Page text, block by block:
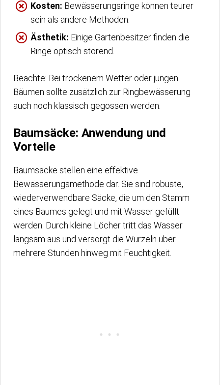
Kosten: Bewässerungsringe können teurer
sein als andere Methoden.
Ästhetik: Einige Gartenbesitzer finden die
Ringe optisch störend.
Beachte: Bei trockenem Wetter oder jungen
Bäumen sollte zusätzlich zur Ringbewässerung
auch noch klassisch gegossen werden.
Baumsäcke: Anwendung und
Vorteile
Baumsäcke stellen eine effektive
Bewässerungsmethode dar. Sie sind robuste,
wiederverwendbare Säcke, die um den Stamm
eines Baumes gelegt und mit Wasser gefüllt
werden. Durch kleine Löcher tritt das Wasser
langsam aus und versorgt die Wurzeln über
mehrere Stunden hinweg mit Feuchtigkeit.